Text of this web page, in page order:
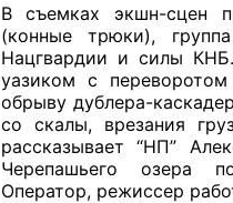
В съемках экшн-сцен
(конные трюки),
Нацгвардии и силы
уазиком с
обрыву дублера-
со скалы, врезания
рассказывает “НП”
Черепашьего озера
Оператор, режиссер